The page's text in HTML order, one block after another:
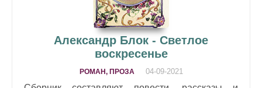
Александр Блок - Светлое
воскресенье
РОМАН, ПРОЗА 04-09-2021